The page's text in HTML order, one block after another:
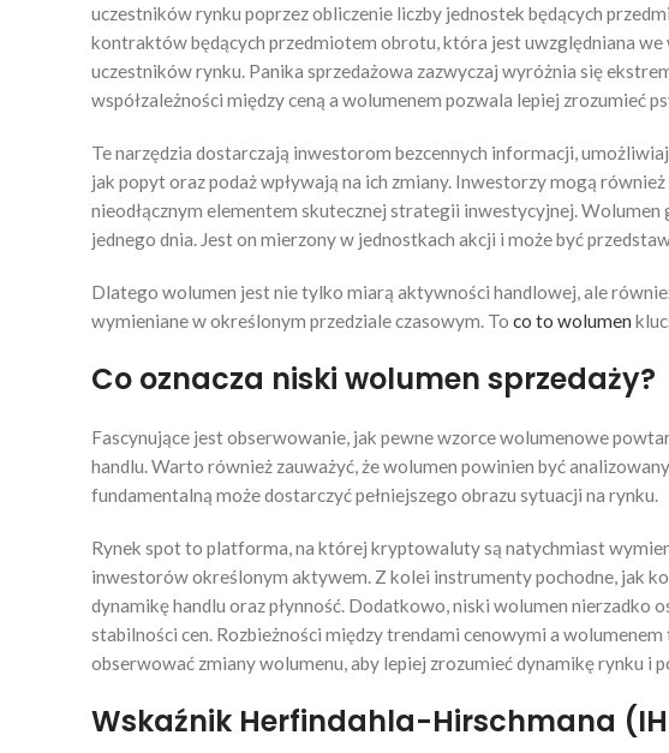
uczestników rynku poprzez obliczenie liczby jednostek będących
kontraktów będących przedmiotem obrotu, która jest uwzględniana
uczestników rynku. Panika sprzedażowa zazwyczaj wyróżnia się
współzależności między ceną a wolumenem pozwala lepiej zrozumieć
Te narzędzia dostarczają inwestorom bezcennych informacji,
jak popyt oraz podaż wpływają na ich zmiany. Inwestorzy mogą
nieodłącznym elementem skutecznej strategii inwestycyjnej.
jednego dnia. Jest on mierzony w jednostkach akcji i może być
Dlatego wolumen jest nie tylko miarą aktywności handlowej, ale
wymieniane w określonym przedziale czasowym. To co to wolumen
Co oznacza niski wolumen sprzedaży?
Fascynujące jest obserwowanie, jak pewne wzorce wolumenowe
handlu. Warto również zauważyć, że wolumen powinien być
fundamentalną może dostarczyć pełniejszego obrazu sytuacji na rynku.
Rynek spot to platforma, na której kryptowaluty są natychmiast
inwestorów określonym aktywem. Z kolei instrumenty pochodne, jak
dynamikę handlu oraz płynność. Dodatkowo, niski wolumen nierzadko
stabilności cen. Rozbieżności między trendami cenowymi a
obserwować zmiany wolumenu, aby lepiej zrozumieć dynamikę rynku i
Wskaźnik Herfindahla-Hirschmana